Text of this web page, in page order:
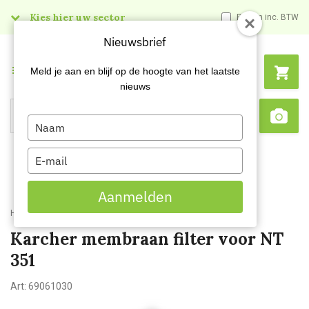
Kies hier uw sector Prijzen inc. BTW
Search
Menu
Home Karcher membraan filter voor NT 351
Karcher membraan filter voor NT
351
Art: 69061030
Nieuwsbrief
Meld je aan en blijf op de hoogte van het laatste
nieuws
Type
your
name
Type
your
email
Aanmelden